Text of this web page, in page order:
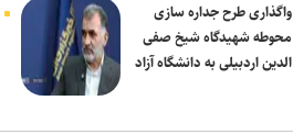
واگذاری طرح جداره سازی
محوطه شهیدگاه شیخ صفی
الدین اردبیلی به دانشگاه آزاد